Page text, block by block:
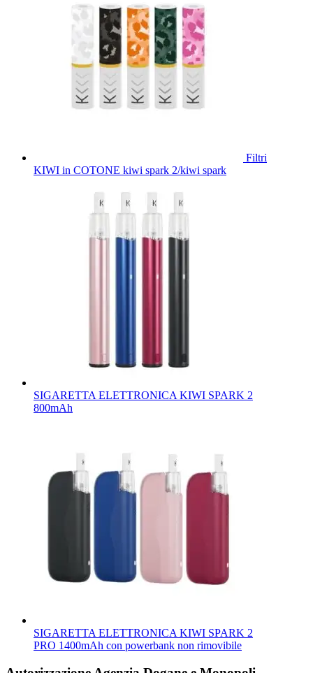
Filtri
KIWI in COTONE kiwi spark 2/kiwi spark
SIGARETTA ELETTRONICA KIWI SPARK 2
800mAh
SIGARETTA ELETTRONICA KIWI SPARK 2
PRO 1400mAh con powerbank non rimovibile